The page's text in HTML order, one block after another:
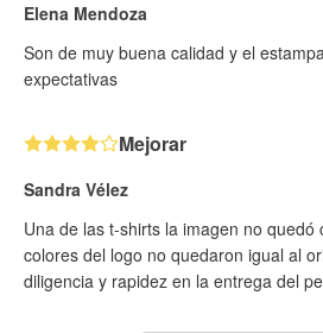
Elena Mendoza
Son de muy buena calidad y el
expectativas
Mejorar
Sandra Vélez
Una de las t-shirts la imagen no quedó
colores del logo no quedaron igual al
diligencia y rapidez en la entrega del